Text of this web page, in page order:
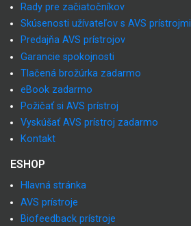
Rady pre začiatočníkov
Skúsenosti užívateľov s AVS prístrojmi
Predajňa AVS prístrojov
Garancie spokojnosti
Tlačená brožúrka zadarmo
eBook zadarmo
Požičať si AVS prístroj
Vyskúšať AVS prístroj zadarmo
Kontakt
ESHOP
Hlavná stránka
AVS prístroje
Biofeedback prístroje